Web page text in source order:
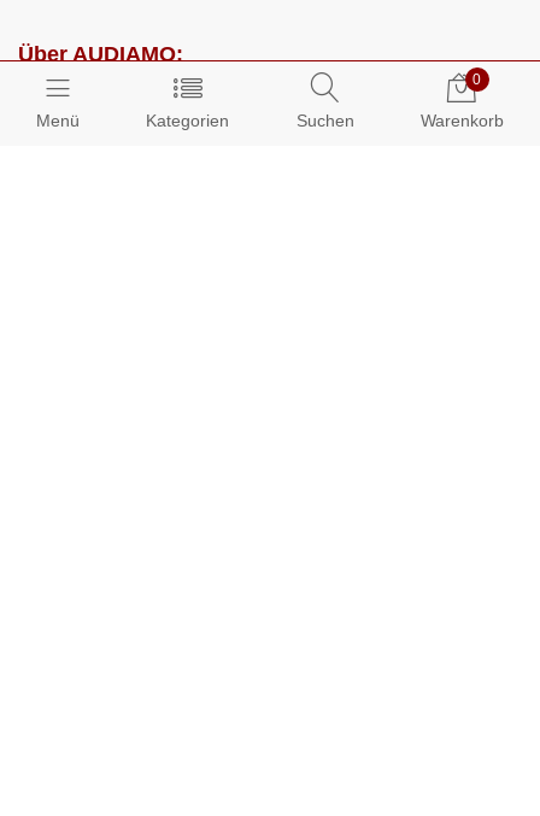
Menü Kategorien Suchen
0
Warenkorb
Über AUDIAMO:
Impressum